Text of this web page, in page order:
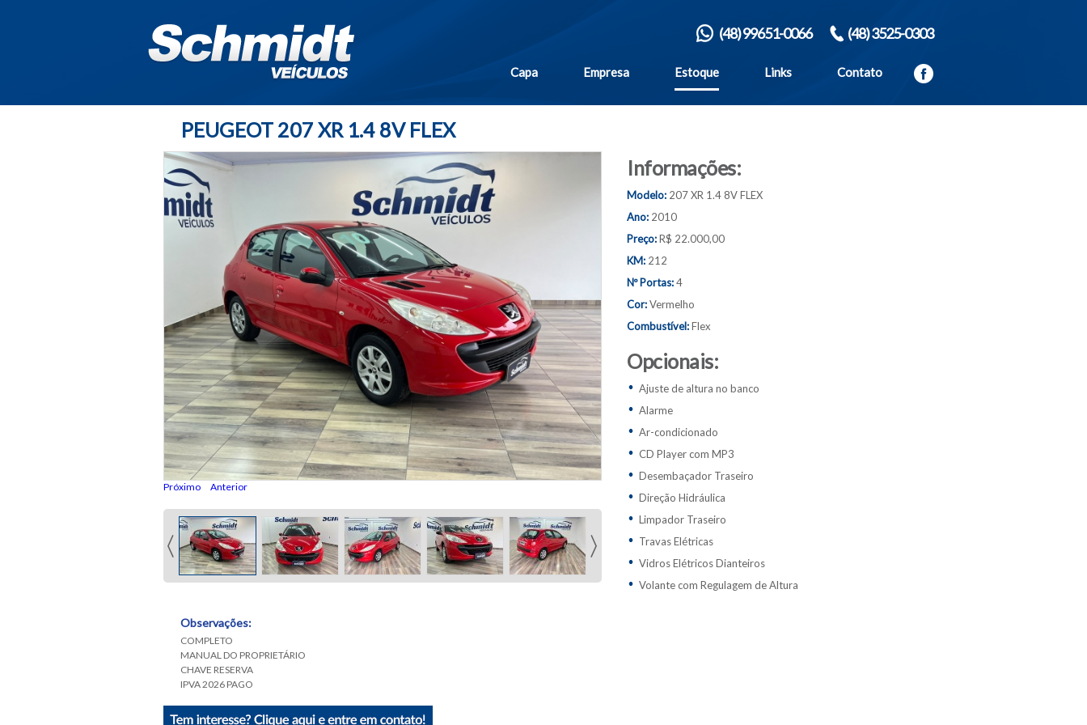
(48) 3525-0303
(48) 99651-0066
Capa Empresa Estoque Links Contato
PEUGEOT 207 XR 1.4 8V FLEX
Próximo Anterior
Informações:
Modelo: 207 XR 1.4 8V FLEX
Ano: 2010
Preço:R$ 22.000,00
KM: 212
Nº Portas:4
Cor:Vermelho
Combustível:Flex
Opcionais:
Ajuste de altura no banco
Alarme
Ar-condicionado
CD Player com MP3
Desembaçador Traseiro
Direção Hidráulica
Limpador Traseiro
Travas Elétricas
Vidros Elétricos Dianteiros
Volante com Regulagem de Altura
Observações:
COMPLETO
MANUAL DO PROPRIETÁRIO
CHAVE RESERVA
IPVA 2026 PAGO